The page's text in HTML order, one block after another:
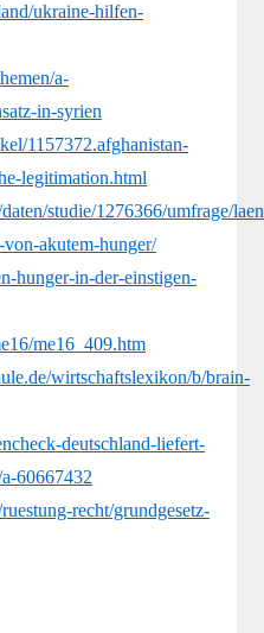
ukraine-hilfen-
a-
in-syrien
1157372.afghanistan-
legitimation.html
studie/1276366/umfrage/
akutem-hunger/
hunger-in-der-einstigen-
me16_409.htm
wirtschaftslexikon/b/brain-
deutschland-liefert-
60667432
recht/grundgesetz-